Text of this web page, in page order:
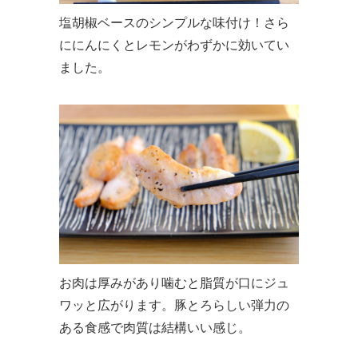
塩胡椒ベースのシンプルな味付け！さら
ににんにくとレモンがわずかに効いてい
ました。
お肉は厚みがあり噛むと脂質が口にジュ
ワッと広がります。豚とろらしい弾力の
ある食感で肉質は結構いい感じ。